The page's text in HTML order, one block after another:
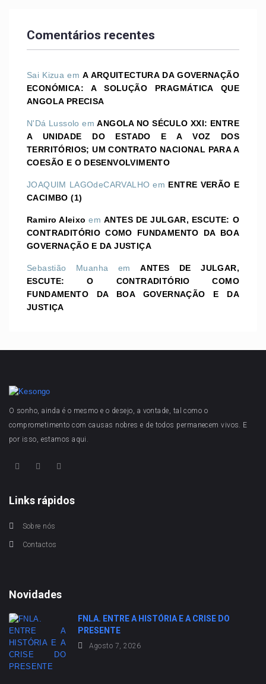
Comentários recentes
Sai Kizua emA ARQUITECTURA DA GOVERNAÇÃO
ECONÓMICA: A SOLUÇÃO PRAGMÁTICA QUE
ANGOLA PRECISA
N'Dá Lussolo emANGOLA NO SÉCULO XXI: ENTRE
A UNIDADE DO ESTADO E A VOZ DOS
TERRITÓRIOS; UM CONTRATO NACIONAL PARA A
COESÃO E O DESENVOLVIMENTO
JOAQUIM LAGOdeCARVALHO em ENTRE VERÃO E
CACIMBO (1)
Ramiro Aleixo emANTES DE JULGAR, ESCUTE: O
CONTRADITÓRIO COMO FUNDAMENTO DA BOA
GOVERNAÇÃO E DA JUSTIÇA
Sebastião Muanha emANTES DE JULGAR,
ESCUTE: O CONTRADITÓRIO COMO
FUNDAMENTO DA BOA GOVERNAÇÃO E DA
JUSTIÇA
O sonho, ainda é o mesmo e o desejo, a vontade, tal como o
comprometimento com causas nobres e de todos permanecem vivos. E
por isso, estamos aqui.
Links rápidos
Sobre nós
Contactos
Novidades
FNLA. ENTRE A HISTÓRIA E A CRISE DO
PRESENTE
Agosto 7, 2026